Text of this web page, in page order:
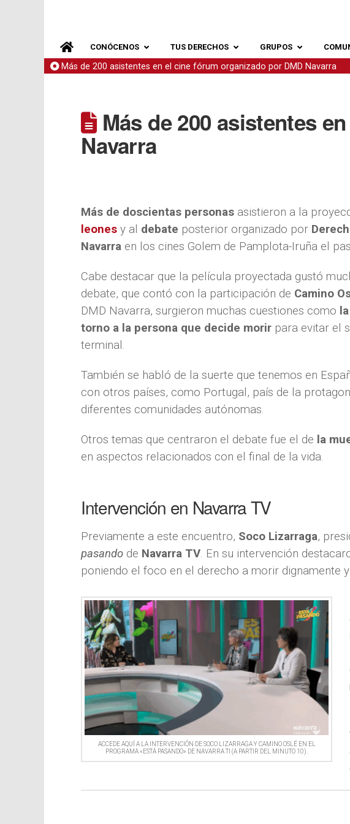
CONÓCENOS TUS DERECHOS GRUPOS
Más de 200 asistentes en el cine fórum organizado por DMD Navarra
Más de 200 asistentes
Navarra
Más de doscientas personas asistieron a la
leones y al debate posterior organizado por
Navarra en los cines Golem de Pamplota-Iruña el
Cabe destacar que la película proyectada gustó
debate, que contó con la participación de Camino
DMD Navarra, surgieron muchas cuestiones como
torno a la persona que decide morir para evitar el
terminal.
También se habló de la suerte que tenemos en
con otros países, como Portugal, país de la
diferentes comunidades autónomas.
Otros temas que centraron el debate fue el de la
en aspectos relacionados con el final de la vida.
Intervención en Navarra TV
Previamente a este encuentro, Soco Lizarraga,
pasando de Navarra TV. En su intervención
poniendo el foco en el derecho a morir dignamente
ACCEDE AQUÍ A LA INTERVENCIÓN DE SOCO LIZARRAGA Y CAMINO OSLÉ EN EL
PROGRAMA «ESTÁ PASANDO» DE NAVARRA TI (A PARTIR DEL MINUTO 10).